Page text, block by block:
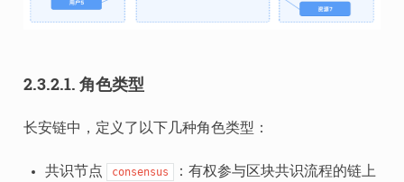
2.3.2.1. 角色类型
长安链中，定义了以下几种角色类型：
共识节点 consensus
：有权参与区块共识流程的链上